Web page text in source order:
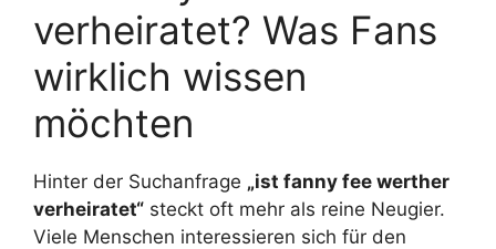
verheiratet? Was Fans
wirklich wissen
möchten
Hinter der Suchanfrage „ist fanny fee werther
verheiratet“ steckt oft mehr als reine Neugier.
Viele Menschen interessieren sich für den